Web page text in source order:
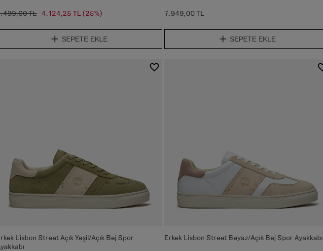
TL 4.124,25 TL (25%)
SEPETE EKLE
7.949,00 TL
SEPETE EKLE
Lisbon Street Açık Yeşil/Açık Bej Spor
Erkek Lisbon Street Beyaz/Açık Bej Spor Ayakkabı